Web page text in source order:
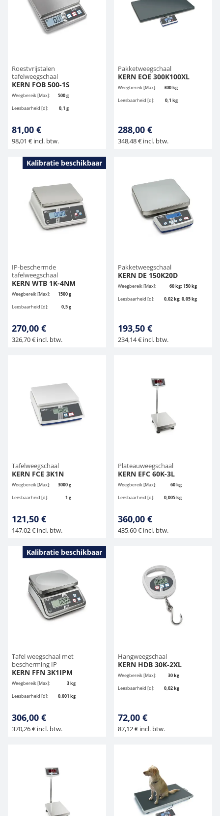
Roestvrijstalen
tafelweegschaal
KERN FOB 500-1S
Weegbereik [Max]:
500 g
Leesbaarheid [d]:
0,1 g
81,00 €
98,01 € incl. btw.
Pakketweegschaal
KERN EOE 300K100XL
Weegbereik [Max]:
300 kg
Leesbaarheid [d]:
0,1 kg
288,00 €
348,48 € incl. btw.
Kalibratie beschikbaar
IP-beschermde
tafelweegschaal
KERN WTB 1K-4NM
Weegbereik [Max]:
1500 g
Leesbaarheid [d]:
0,5 g
270,00 €
326,70 € incl. btw.
Pakketweegschaal
KERN DE 150K20D
Weegbereik [Max]:
60 kg; 150 kg
Leesbaarheid [d]:
0,02 kg; 0,05 kg
193,50 €
234,14 € incl. btw.
Tafelweegschaal
KERN FCE 3K1N
Weegbereik [Max]:
3000 g
Leesbaarheid [d]:
1 g
121,50 €
147,02 € incl. btw.
Plateauweegschaal
KERN EFC 60K-3L
Weegbereik [Max]:
60 kg
Leesbaarheid [d]:
0,005 kg
360,00 €
435,60 € incl. btw.
Kalibratie beschikbaar
Tafel weegschaal met
bescherming IP
KERN FFN 3K1IPM
Weegbereik [Max]:
3 kg
Leesbaarheid [d]:
0,001 kg
306,00 €
370,26 € incl. btw.
Hangweegschaal
KERN HDB 30K-2XL
Weegbereik [Max]:
30 kg
Leesbaarheid [d]:
0,02 kg
72,00 €
87,12 € incl. btw.